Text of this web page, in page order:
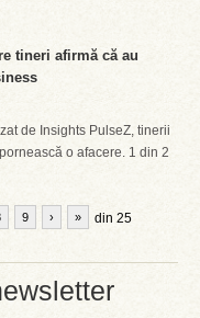
tineri afirmă că au
de Insights PulseZ, tinerii
o afacere. 1 din 2
9 din 25
› »